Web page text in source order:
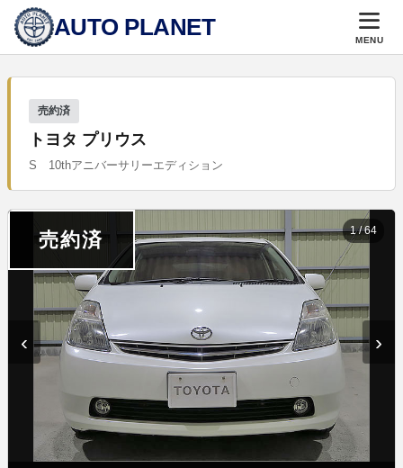
AUTO PLANET MENU
売約済
トヨタ プリウス
S 10thアニバーサリーエディション
売約済
‹ ›
1/64